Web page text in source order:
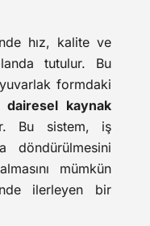
hız, kalite ve
tutulur. Bu
formdaki
dairesel kaynak
Bu sistem, iş
döndürülmesini
mümkün
ilerleyen bir